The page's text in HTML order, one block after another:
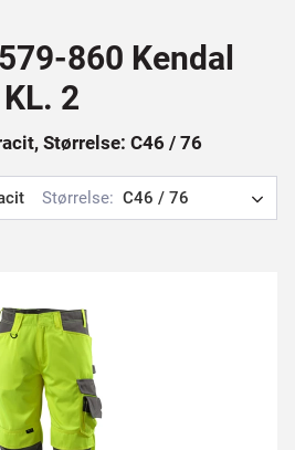
860 Kendal
2
Størrelse: C46 / 76
Størrelse: C46 / 76